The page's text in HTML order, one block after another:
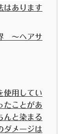
はあります
～ヘアサ
使用してい
たことがあ
んと染まる
ダメージは